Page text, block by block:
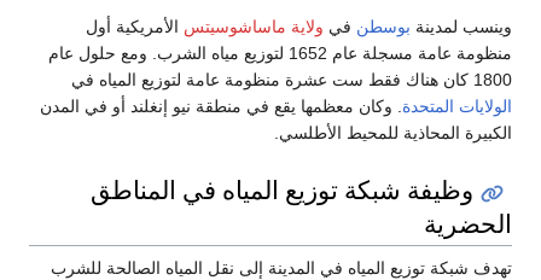
وينسب لمدينة بوسطن في ولاية ماساشوسيتس الأمريكية أول
منظومة عامة مسجلة عام 1652 لتوزيع مياه الشرب. ومع حلول عام
1800 كان هناك فقط ست عشرة منظومة عامة لتوزيع المياه في
الولايات المتحدة . وكان معظمها يقع في منطقة نيو إنغلند أو في المدن
الكبيرة المحاذية للمحيط الأطلسي.
وظيفة شبكة توزيع المياه في المناطق
الحضرية
تهدف شبكة توزيع المياه في المدينة إلى نقل المياه الصالحة للشرب